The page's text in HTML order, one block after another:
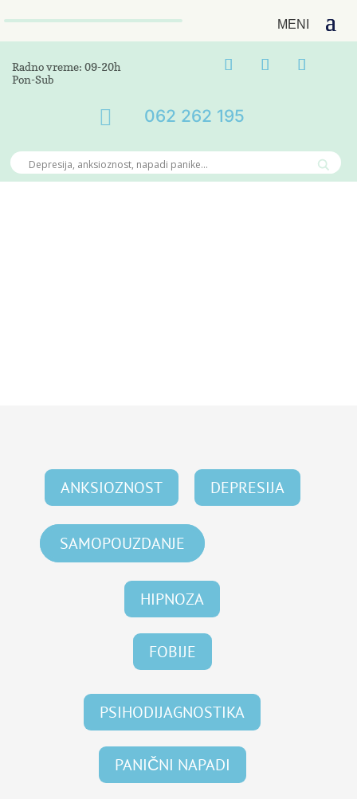
Radno vreme: 09-20h
Pon-Sub
 062 262 195
ANKSIOZNOST DEPRESIJA
SAMOPOUZDANJE
HIPNOZA
FOBIJE
PSIHODIJAGNOSTIKA
PANIČNI NAPADI